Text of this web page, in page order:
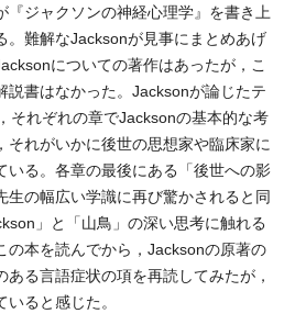
ジャクソンの神経心理学』を書き上
。難解なJacksonが見事にまとめあげ
についての著作はあったが，こ
説書はなかった。Jacksonが論じたテ
それぞれの章でJacksonの基本的な考
それがいかに後世の思想家や臨床家に
いる。各章の最後にある「後世への影
生の幅広い学識に再び驚かされると同
」と「山鳥」の深い思考に触れる
の本を読んでから，Jacksonの原著の
ある言語症状の項を再読してみたが，
ると感じた。